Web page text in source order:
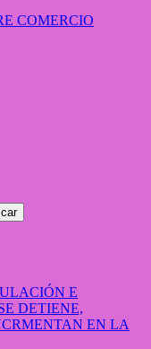
COMERCIO
E
DETIENE,
EN LA